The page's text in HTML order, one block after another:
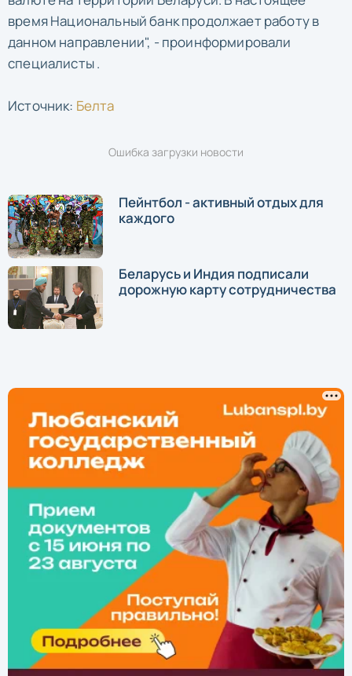
время Национальный банк продолжает работу в
данном направлении", - проинформировали
специалисты .
Источник: Белта
Ошибка загрузки новости
Пейнтбол - активный отдых для
каждого
Беларусь и Индия подписали
дорожную карту сотрудничества